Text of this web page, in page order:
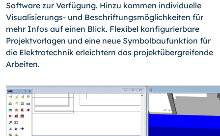
Software zur Verfügung. Hinzu kommen individuelle
Visualisierungs- und Beschriftungsmöglichkeiten für
mehr Infos auf einen Blick. Flexibel konfigurierbare
Projektvorlagen und eine neue Symbolbaufunktion für
die Elektrotechnik erleichtern das projektübergreifende
Arbeiten.